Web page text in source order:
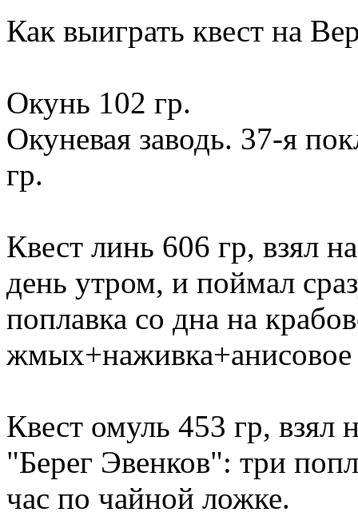
Как выиграть квест на
Окунь 102 гр.
Окуневая заводь. 37-я
гр.
Квест линь 606 гр, взял
день утром, и поймал
поплавка со дна на
жмых+наживка+анисовое
Квест омуль 453 гр, взял
"Берег Эвенков": три
час по чайной ложке.